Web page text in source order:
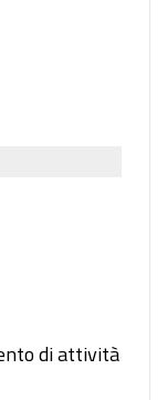
di attività